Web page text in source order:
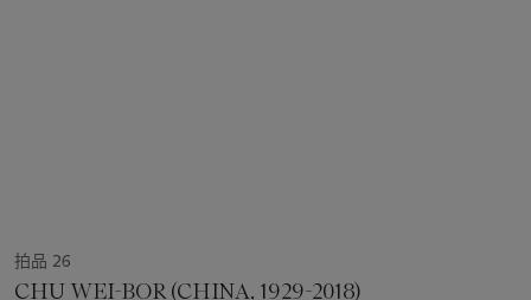
拍品 26
CHU WEI-BOR (CHINA, 1929-2018)